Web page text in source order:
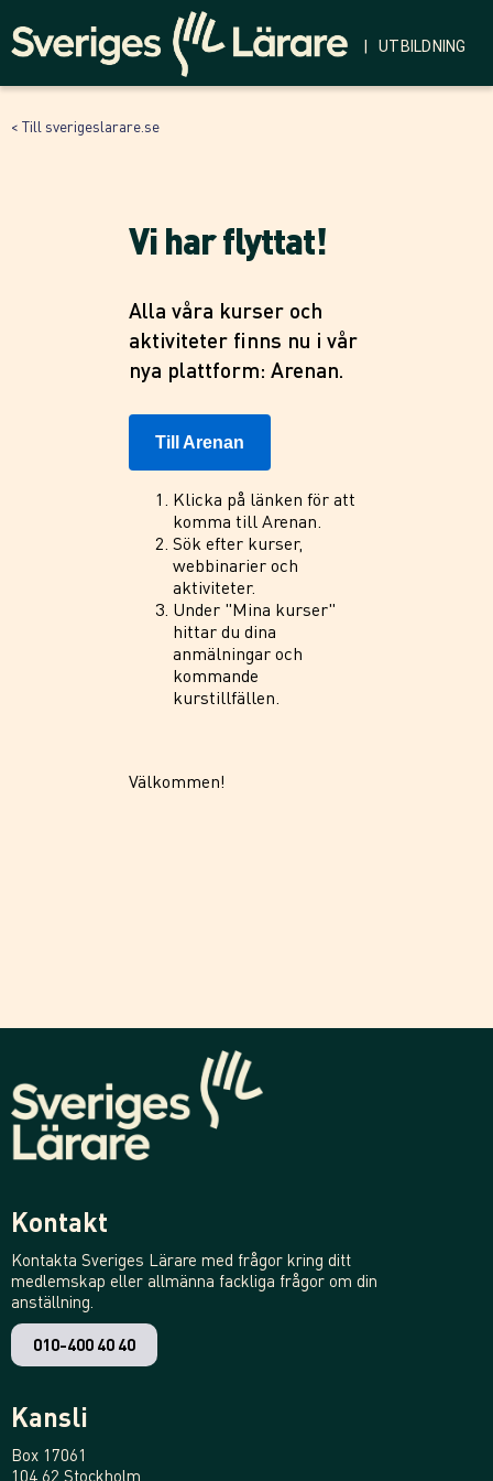
| UTBILDNING
< Till sverigeslarare.se
Vi har flyttat!
Alla våra kurser och
aktiviteter finns nu i vår
nya plattform: Arenan.
Till Arenan
Klicka på länken för att
komma till Arenan.
Sök efter kurser,
webbinarier och
aktiviteter.
Under "Mina kurser"
hittar du dina
anmälningar och
kommande
kurstillfällen.
Välkommen!
Kontakt
Kontakta Sveriges Lärare med frågor kring ditt
medlemskap eller allmänna fackliga frågor om din
anställning.
010-400 40 40
Kansli
Box 17061
104 62 Stockholm